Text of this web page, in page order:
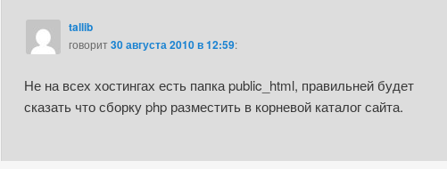
tallib
говорит30 августа 2010 в 12:59:
Не на всех хостингах есть папка public_html, правильней будет
сказать что сборку php разместить в корневой каталог сайта.